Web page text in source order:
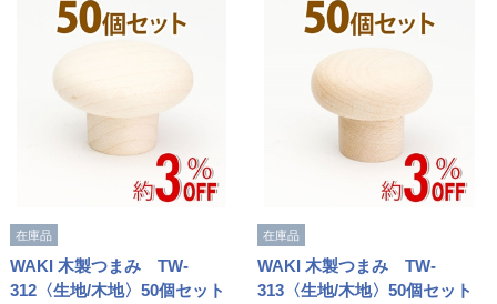
在庫品
WAKI 木製つまみ TW-
312〈生地/木地〉50個セット
在庫品
WAKI 木製つまみ TW-
313〈生地/木地〉50個セット